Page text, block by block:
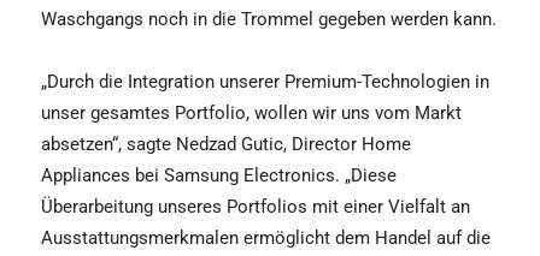
Waschgangs noch in die Trommel gegeben werden kann.
„Durch die Integration unserer Premium-Technologien in
unser gesamtes Portfolio, wollen wir uns vom Markt
absetzen“, sagte Nedzad Gutic, Director Home
Appliances bei Samsung Electronics. „Diese
Überarbeitung unseres Portfolios mit einer Vielfalt an
Ausstattungsmerkmalen ermöglicht dem Handel auf die